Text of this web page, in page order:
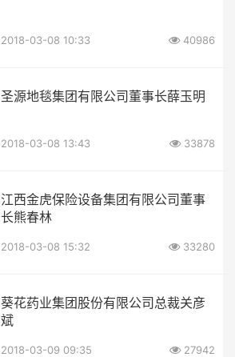
2018-03-08 10:33 40986
圣源地毯集团有限公司董事长薛玉明
2018-03-08 13:43 33878
江西金虎保险设备集团有限公司董事
长熊春林
2018-03-08 15:32 33280
葵花药业集团股份有限公司总裁关彦
斌
2018-03-09 09:35 27942